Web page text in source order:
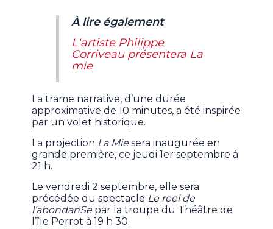
À lire également
L'artiste Philippe
Corriveau présentera La
mie
La trame narrative, d’une durée
approximative de 10 minutes, a été inspirée
par un volet historique.
La projection La Miesera inaugurée en
grande première, ce jeudi 1er septembre à
21 h.
Le vendredi 2 septembre, elle sera
précédée du spectacle Le reel de
l’abondanSepar la troupe du Théâtre de
l’île Perrot à 19 h 30.